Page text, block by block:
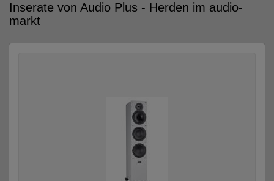
Inserate von Audio Plus - Herden im audio-
markt